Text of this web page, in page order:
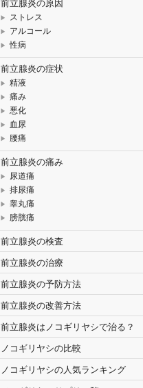
前立腺炎の原因
ストレス
アルコール
性病
前立腺炎の症状
精液
痛み
悪化
血尿
腰痛
前立腺炎の痛み
尿道痛
排尿痛
睾丸痛
膀胱痛
前立腺炎の検査
前立腺炎の治療
前立腺炎の予防方法
前立腺炎の改善方法
前立腺炎はノコギリヤシで治る？
ノコギリヤシの比較
ノコギリヤシの人気ランキング